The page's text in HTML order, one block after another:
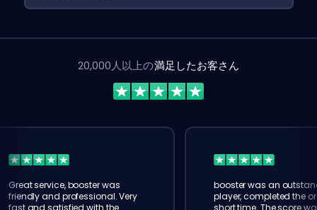
20,000人以上の満足したお客さん
Great service, booster was
friendly and professional. Very
fast and satisfied with the
booster was an
player, completed the
short time. The score